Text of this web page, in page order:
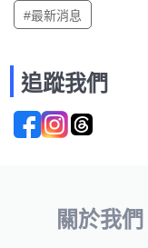
#最新消息
追蹤我們
關於我們